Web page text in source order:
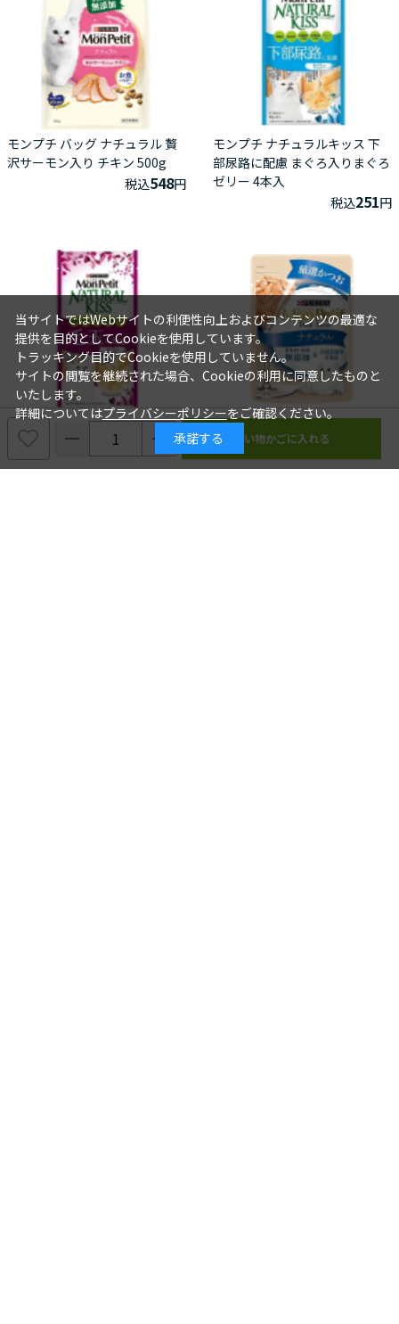
モンプチ バッグ ナチュラル 贅
沢サーモン入り チキン 500g
税込548円
モンプチ ナチュラルキッス 下
部尿路に配慮 まぐろ入りまぐろ
ゼリー 4本入
税込251円
モンプチ ナチュラルキッス 毛
玉に配慮 まぐろ入りまぐろゼリ
ー 4本
モンプチ プチリュクス パウチ
ナチュラル 厳選かつお 30g
税込108円
当サイトではWebサイトの利便性向上およびコンテンツの最適な
提供を目的としてCookieを使用しています。
トラッキング目的でCookieを使用していません。
サイトの閲覧を継続された場合、Cookieの利用に同意したものと
いたします。
詳細についてはプライバシーポリシーをご確認ください。
承諾する